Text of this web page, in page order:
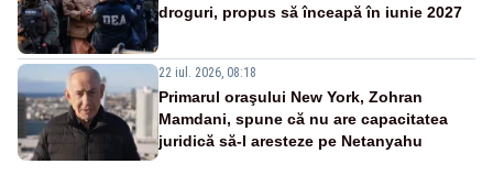
droguri, propus să înceapă în iunie 2027
22 iul. 2026, 08:18
Primarul oraşului New York, Zohran
Mamdani, spune că nu are capacitatea
juridică să-l aresteze pe Netanyahu